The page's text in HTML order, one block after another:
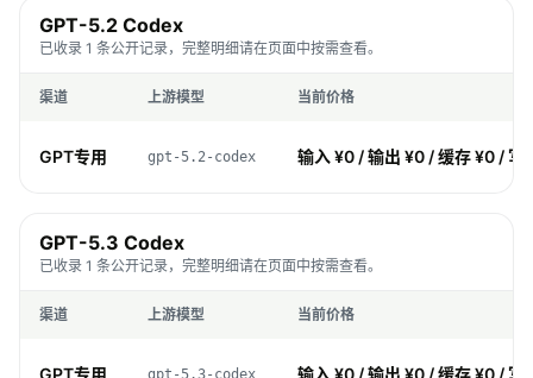
GPT-5.2 Codex
已收录 1 条公开记录，完整明细请在页面中按需查看。
渠道 上游模型 当前价格
GPT专用 gpt-5.2-codex 输入 ¥0 / 输出 ¥0 / 缓存 ¥0 / 写
GPT-5.3 Codex
已收录 1 条公开记录，完整明细请在页面中按需查看。
渠道 上游模型 当前价格
GPT专用 gpt-5.3-codex 输入 ¥0 / 输出 ¥0 / 缓存 ¥0 / 写